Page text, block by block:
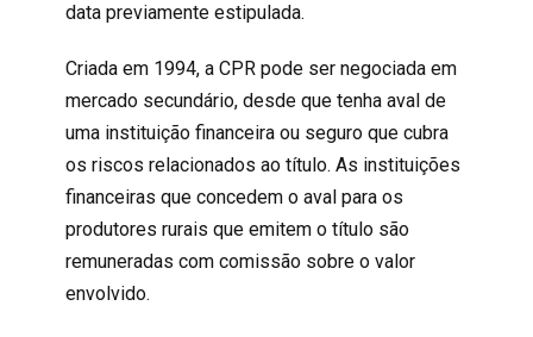
data previamente estipulada.
Criada em 1994, a CPR pode ser negociada em
mercado secundário, desde que tenha aval de
uma instituição financeira ou seguro que cubra
os riscos relacionados ao título. As instituições
financeiras que concedem o aval para os
produtores rurais que emitem o título são
remuneradas com comissão sobre o valor
envolvido.